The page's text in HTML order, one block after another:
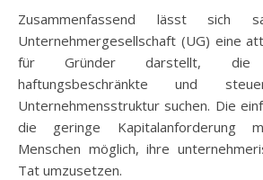
Zusammenfassend lässt sich
Unternehmergesellschaft (UG) eine
für Gründer darstellt, die
haftungsbeschränkte und
Unternehmensstruktur suchen. Die
die geringe Kapitalanforderung
Menschen möglich, ihre
Tat umzusetzen.